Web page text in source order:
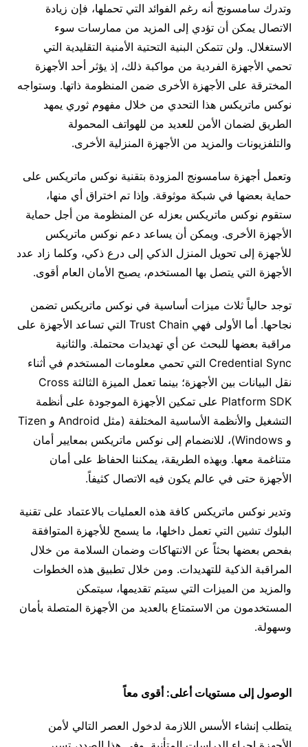
وتدرك سامسونج أنه رغم الفوائد التي تحملها، فإن زيادة
الاتصال يمكن أن تؤدي إلى المزيد من ممارسات سوء
الاستغلال. ولن تتمكن البنية التحتية الأمنية التقليدية التي
تحمي الأجهزة الفردية من مواكبة ذلك، إذ يؤثر أحد الأجهزة
المخترقة على الأجهزة الأخرى ضمن المنظومة ذاتها. وستواجه
نوكس ماتريكس هذا التحدي من خلال مفهوم ثوري يمهد
الطريق لضمان الأمن للعديد من للهواتف المحمولة
والتلفزيونات والمزيد من الأجهزة المنزلية الأخرى.
وتعمل أجهزة سامسونج المزودة بتقنية نوكس ماتريكس على
حماية بعضها في شبكة موثوقة. وإذا تم اختراق أي منها،
ستقوم نوكس ماتريكس بعزله عن المنظومة من أجل حماية
الأجهزة الأخرى. ويمكن أن يساعد دعم نوكس ماتريكس
للأجهزة إلى تحويل المنزل الذكي إلى درع ذكي، وكلما زاد عدد
الأجهزة التي يتصل بها المستخدم، يصبح الأمان العام أقوى.
توجد حالياً ثلاث ميزات أساسية في نوكس ماتريكس تضمن
نجاحها. أما الأولى فهي Trust Chain التي تساعد الأجهزة على
مراقبة بعضها للبحث عن أي تهديدات محتملة. والثانية
Credential Sync التي تحمي معلومات المستخدم في أثناء
نقل البيانات بين الأجهزة؛ بينما تعمل الميزة الثالثة Cross
Platform SDK على تمكين الأجهزة الموجودة على أنظمة
التشغيل والأنظمة الأساسية المختلفة (مثل Android و Tizen
و Windows)، للانضمام إلى نوكس ماتريكس بمعايير أمان
متناغمة معها. وبهذه الطريقة، يمكننا الحفاظ على أمان
الأجهزة حتى في عالم يكون فيه الاتصال كثيفاً.
وتدير نوكس ماتريكس كافة هذه العمليات بالاعتماد على تقنية
البلوك تشين التي تعمل داخلها، ما يسمح للأجهزة المتوافقة
بفحص بعضها بحثاً عن الانتهاكات وضمان السلامة من خلال
المراقبة الذكية للتهديدات. ومن خلال تطبيق هذه الخطوات
والمزيد من الميزات التي سيتم تقديمها، سيتمكن
المستخدمون من الاستمتاع بالعديد من الأجهزة المتصلة بأمان
وسهولة.
الوصول إلى مستويات أعلى: أقوى معاً
يتطلب إنشاء الأسس اللازمة لدخول العصر التالي لأمن